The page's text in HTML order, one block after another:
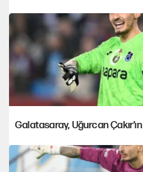
Galatasaray, Uğurcan Çakır’ın